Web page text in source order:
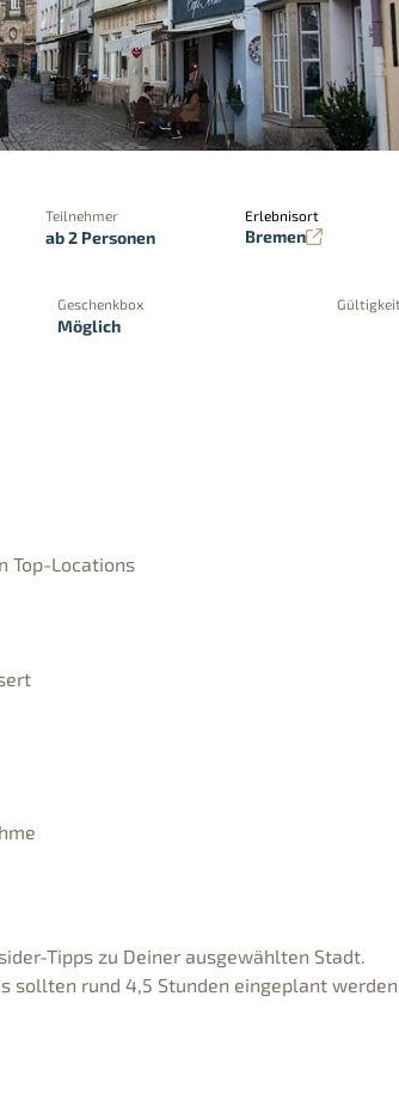
Teilnehmer
ab 2 Personen
Erlebnisort
Bremen
Geschenkbox
Möglich
Top-Locations
Tipps zu Deiner ausgewählten Stadt.
sollten rund 4,5 Stunden eingeplant